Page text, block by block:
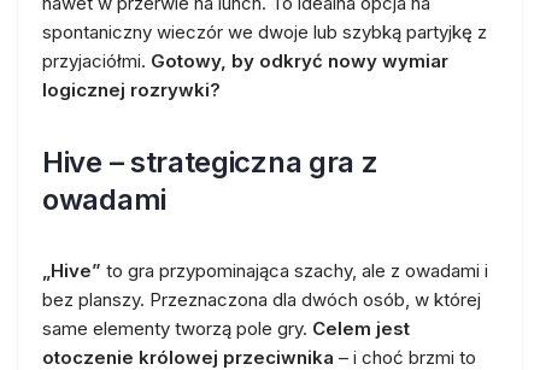
spontaniczny wieczór we dwoje lub szybką partyjkę z
przyjaciółmi. Gotowy, by odkryć nowy wymiar
logicznej rozrywki?
Hive – strategiczna gra z
owadami
„Hive” to gra przypominająca szachy, ale z owadami i
bez planszy. Przeznaczona dla dwóch osób, w której
same elementy tworzą pole gry. Celem jest
otoczenie królowej przeciwnika – i choć brzmi to